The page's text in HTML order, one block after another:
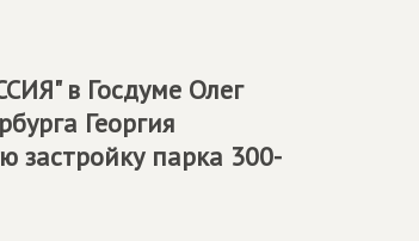
в Госдуме Олег
Георгия
застройку парка 300-